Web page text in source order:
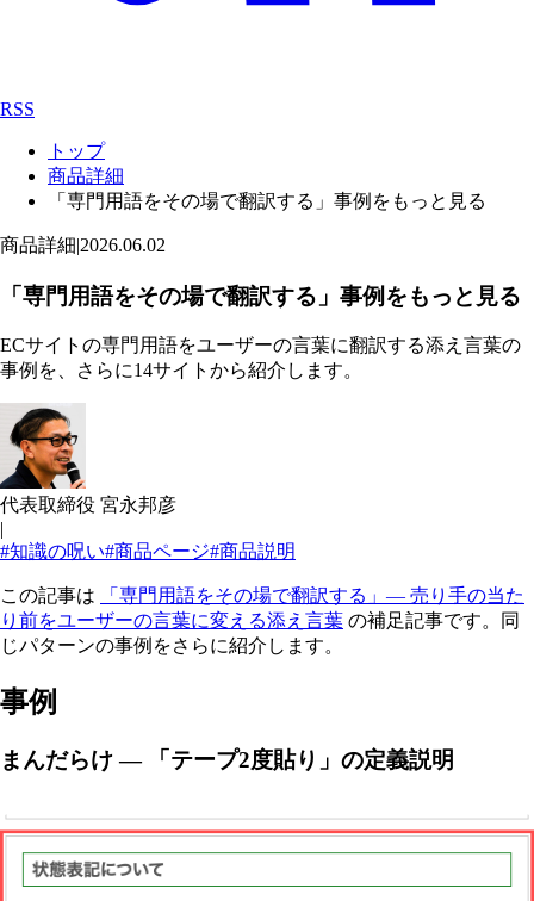
RSS
トップ
商品詳細
「専門用語をその場で翻訳する」事例をもっと見る
商品詳細|2026.06.02
「専門用語をその場で翻訳する」事例をもっと見る
ECサイトの専門用語をユーザーの言葉に翻訳する添え言葉の
事例を、さらに14サイトから紹介します。
代表取締役 宮永邦彦
|
#知識の呪い#商品ページ#商品説明
この記事は
「専門用語をその場で翻訳する」— 売り手の当た
り前をユーザーの言葉に変える添え言葉 の補足記事です。同
じパターンの事例をさらに紹介します。
事例
まんだらけ — 「テープ2度貼り」の定義説明